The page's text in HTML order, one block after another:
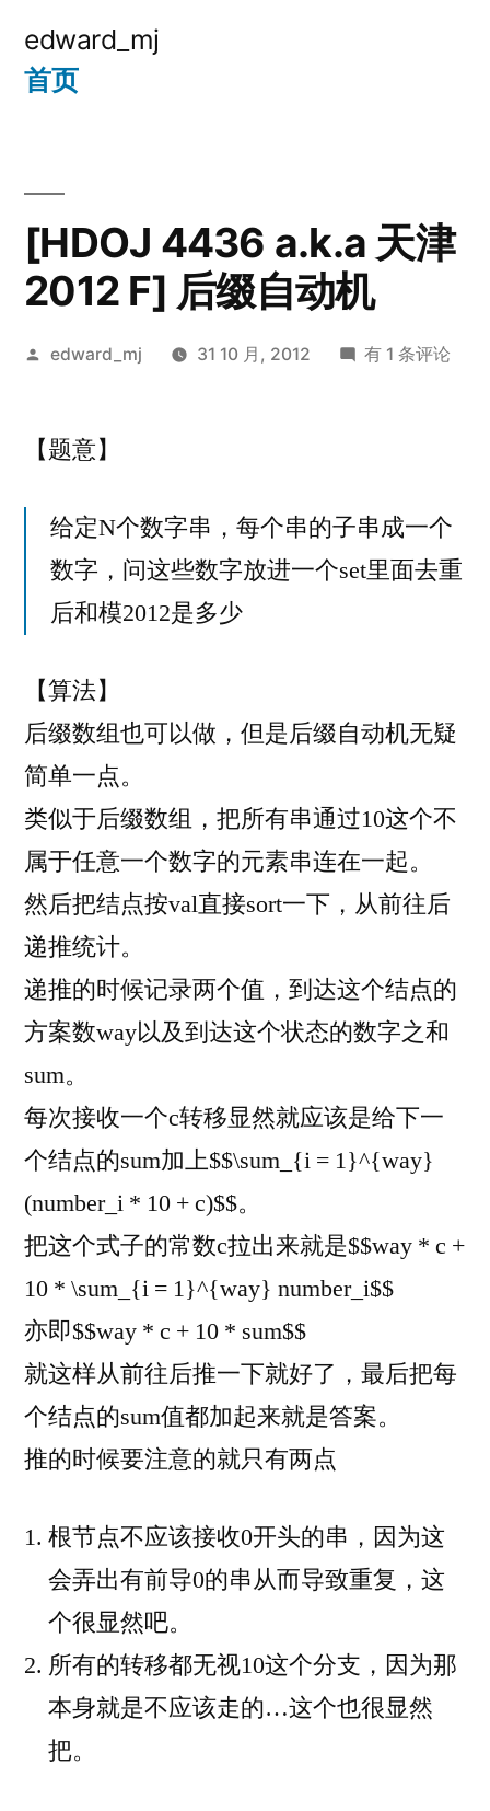
edward_mj
首页
[HDOJ 4436 a.k.a 天津
2012 F] 后缀自动机
发
edward_mj 31 10 月, 2012
[HDOJ
F]
后
有 1 条评论
【题意】
给定N个数字串，每个串的子串成一个
数字，问这些数字放进一个set里面去重
后和模2012是多少
【算法】
后缀数组也可以做，但是后缀自动机无疑
简单一点。
类似于后缀数组，把所有串通过10这个不
属于任意一个数字的元素串连在一起。
然后把结点按val直接sort一下，从前往后
递推统计。
递推的时候记录两个值，到达这个结点的
方案数way以及到达这个状态的数字之和
sum。
每次接收一个c转移显然就应该是给下一
个结点的sum加上$$\sum_{i = 1}^{way}
(number_i * 10 + c)$$。
把这个式子的常数c拉出来就是$$way * c +
10 * \sum_{i = 1}^{way} number_i$$
亦即$$way * c + 10 * sum$$
就这样从前往后推一下就好了，最后把每
个结点的sum值都加起来就是答案。
推的时候要注意的就只有两点
根节点不应该接收0开头的串，因为这
会弄出有前导0的串从而导致重复，这
个很显然吧。
所有的转移都无视10这个分支，因为那
本身就是不应该走的…这个也很显然
把。